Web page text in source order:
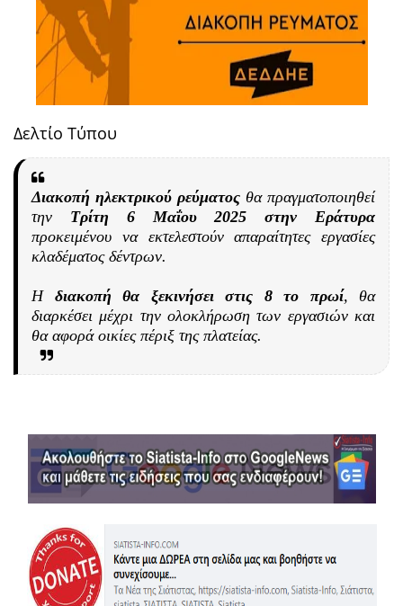
Δελτίο Τύπου
Διακοπή ηλεκτρικού ρεύματος θα πραγματοποιηθεί
την Τρίτη 6 Μαΐου 2025 στην Εράτυρα
προκειμένου να εκτελεστούν απαραίτητες εργασίες
κλαδέματος δέντρων.
Η διακοπή θα ξεκινήσει στις 8 το πρωί, θα
διαρκέσει μέχρι την ολοκλήρωση των εργασιών και
θα αφορά οικίες πέριξ της πλατείας.